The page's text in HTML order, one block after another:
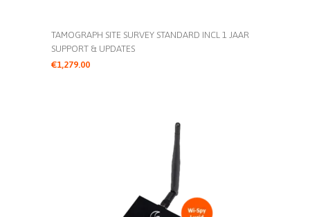
TAMOGRAPH SITE SURVEY STANDARD INCL 1 JAAR
SUPPORT & UPDATES
€1,279.00